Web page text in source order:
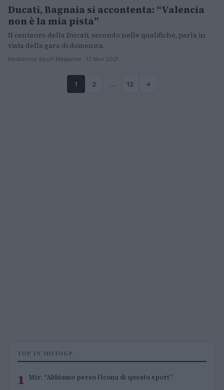
Ducati, Bagnaia si accontenta: “Valencia
non è la mia pista”
Il centauro della Ducati, secondo nelle qualifiche, parla in
vista della gara di domenica.
Redazione Sport Magazine · 13 Nov 2021
1 2 … 12 →
TOP IN MOTOGP
1 Mir: “Abbiamo perso l’icona di questo sport”